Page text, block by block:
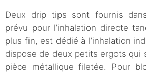
Deux drip tips sont fournis
prévu pour l’inhalation directe
plus fin, est dédié à l’inhalation
dispose de deux petits ergots qui
pièce métallique filetée. Pour